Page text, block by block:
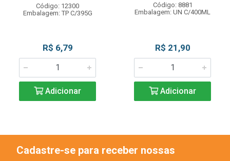
Código: 12300
Embalagem: TP C/395G
R$ 6,79
Adicionar
Código: 8881
Embalagem: UN C/400ML
R$ 21,90
Adicionar
Cadastre-se para receber nossas